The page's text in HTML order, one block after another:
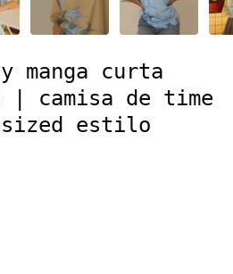
manga curta
| camisa de time
estilo